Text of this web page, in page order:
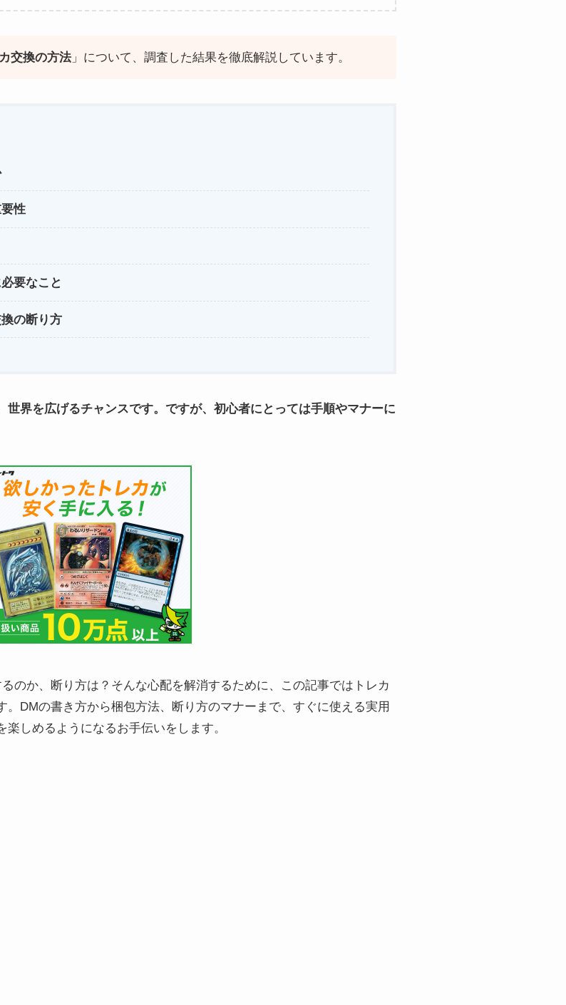
交換の方法 」について、調査した結果を徹底解説しています。
性
要なこと
の断り方
世界を広げるチャンスです。ですが、初心者にとっては手順やマナーに
のか、断り方は？そんな心配を解消するために、この記事ではトレカ
DMの書き方から梱包方法、断り方のマナーまで、すぐに使える実用
しめるようになるお手伝いをします。